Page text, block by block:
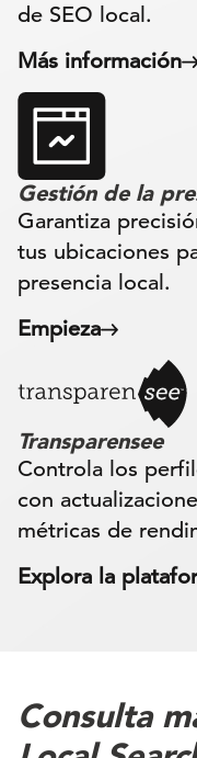
de SEO local.
Más información
Gestión de la
Garantiza
tus ubicaciones
presencia local.
Empieza
Transparensee
Controla los
con
métricas de
Explora la
Consulta